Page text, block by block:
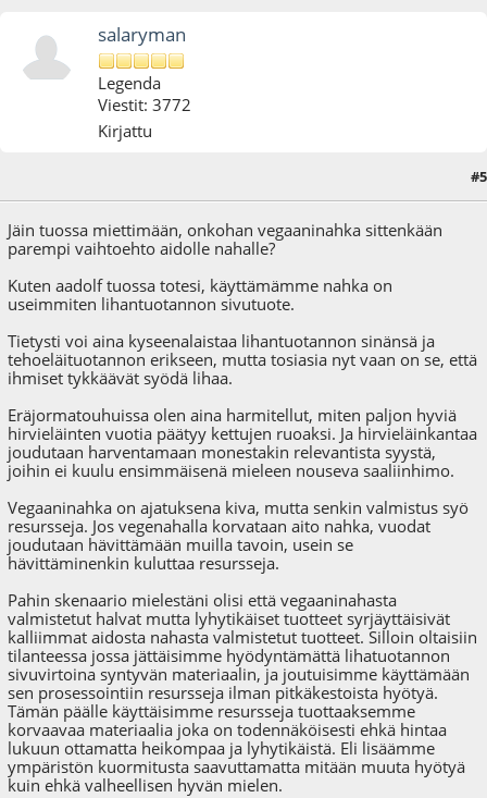
salaryman
Legenda
Viestit: 3772
Kirjattu
#5
Jäin tuossa miettimään, onkohan vegaaninahka sittenkään
parempi vaihtoehto aidolle nahalle?
Kuten aadolf tuossa totesi, käyttämämme nahka on
useimmiten lihantuotannon sivutuote.
Tietysti voi aina kyseenalaistaa lihantuotannon sinänsä ja
tehoeläituotannon erikseen, mutta tosiasia nyt vaan on se, että
ihmiset tykkäävät syödä lihaa.
Eräjormatouhuissa olen aina harmitellut, miten paljon hyviä
hirvieläinten vuotia päätyy kettujen ruoaksi. Ja hirvieläinkantaa
joudutaan harventamaan monestakin relevantista syystä,
joihin ei kuulu ensimmäisenä mieleen nouseva saaliinhimo.
Vegaaninahka on ajatuksena kiva, mutta senkin valmistus syö
resursseja. Jos vegenahalla korvataan aito nahka, vuodat
joudutaan hävittämään muilla tavoin, usein se
hävittäminenkin kuluttaa resursseja.
Pahin skenaario mielestäni olisi että vegaaninahasta
valmistetut halvat mutta lyhytikäiset tuotteet syrjäyttäisivät
kalliimmat aidosta nahasta valmistetut tuotteet. Silloin oltaisiin
tilanteessa jossa jättäisimme hyödyntämättä lihatuotannon
sivuvirtoina syntyvän materiaalin, ja joutuisimme käyttämään
sen prosessointiin resursseja ilman pitkäkestoista hyötyä.
Tämän päälle käyttäisimme resursseja tuottaaksemme
korvaavaa materiaalia joka on todennäköisesti ehkä hintaa
lukuun ottamatta heikompaa ja lyhytikäistä. Eli lisäämme
ympäristön kuormitusta saavuttamatta mitään muuta hyötyä
kuin ehkä valheellisen hyvän mielen.